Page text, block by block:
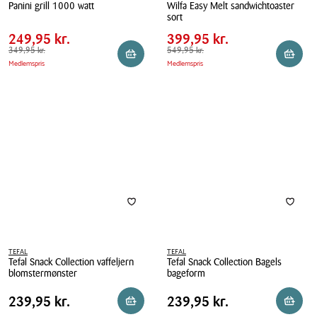
Panini grill 1000 watt
grill
1000
watt
Pris
Pris
249,95 kr.
Spar
100,00 kr.
Førpris
249,95 kr.
349,95 kr.
Medlemspris Reservér i butik
Wilfa Easy Melt sandwichtoaster
sort
Wilfa
Easy
Melt
Pris
tabel
Pris
399,95 kr.
Spar
150,00 kr.
Førpris
399,95 kr.
549,95 kr.
Medlemspris
TEFAL
Tefal Snack Collection vaffeljern
blomstermønster
Tefal
Snack
Pris
Pris 239,95 kr.
239,95 kr. Reservér i butik
TEFAL
Tefal Snack Collection Bagels
bageform
Tefal
Snack
Pris
Pris 239,95 kr.
239,95 kr.